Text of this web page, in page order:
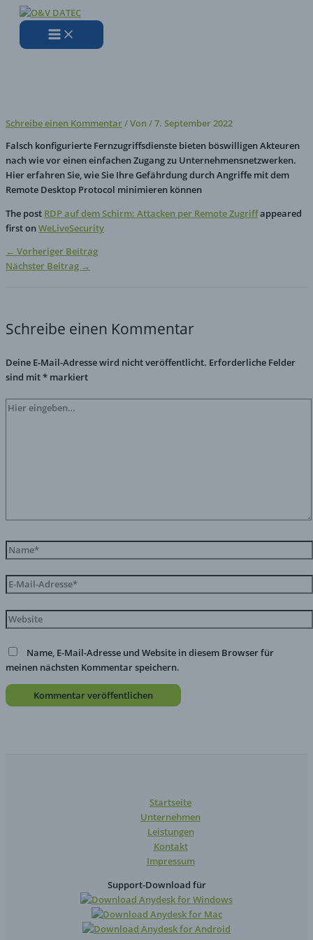
Zum
Inhalt
Schreibe einen Kommentar/ Von/7. September 2022
Falsch konfigurierte Fernzugriffsdienste bieten böswilligen Akteuren
nach wie vor einen einfachen Zugang zu Unternehmensnetzwerken.
Hier erfahren Sie, wie Sie Ihre Gefährdung durch Angriffe mit dem
Remote Desktop Protocol minimieren können
The post RDP auf dem Schirm: Attacken per Remote Zugriffappeared
first onWeLiveSecurity
← Vorheriger Beitrag
Nächster Beitrag →
Schreibe einen Kommentar
Deine E-Mail-Adresse wird nicht veröffentlicht. Erforderliche Felder
sind mit* markiert
Hier
eingeben…
Name*
Mail-
Website
Name, E-Mail-Adresse und Website in diesem Browser für
meinen nächsten Kommentar speichern.
Startseite
Unternehmen
Leistungen
Kontakt
Impressum
Support-Download für